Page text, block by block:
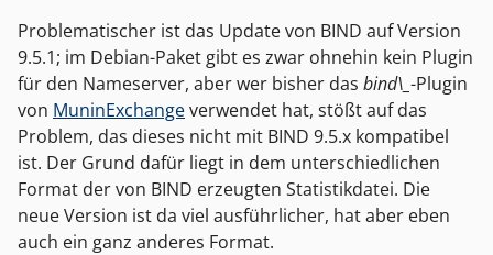
Problematischer ist das Update von BIND auf Version
9.5.1; im Debian-Paket gibt es zwar ohnehin kein Plugin
für den Nameserver, aber wer bisher das bind\_ -Plugin
von MuninExchangeverwendet hat, stößt auf das
Problem, das dieses nicht mit BIND 9.5.x kompatibel
ist. Der Grund dafür liegt in dem unterschiedlichen
Format der von BIND erzeugten Statistikdatei. Die
neue Version ist da viel ausführlicher, hat aber eben
auch ein ganz anderes Format.